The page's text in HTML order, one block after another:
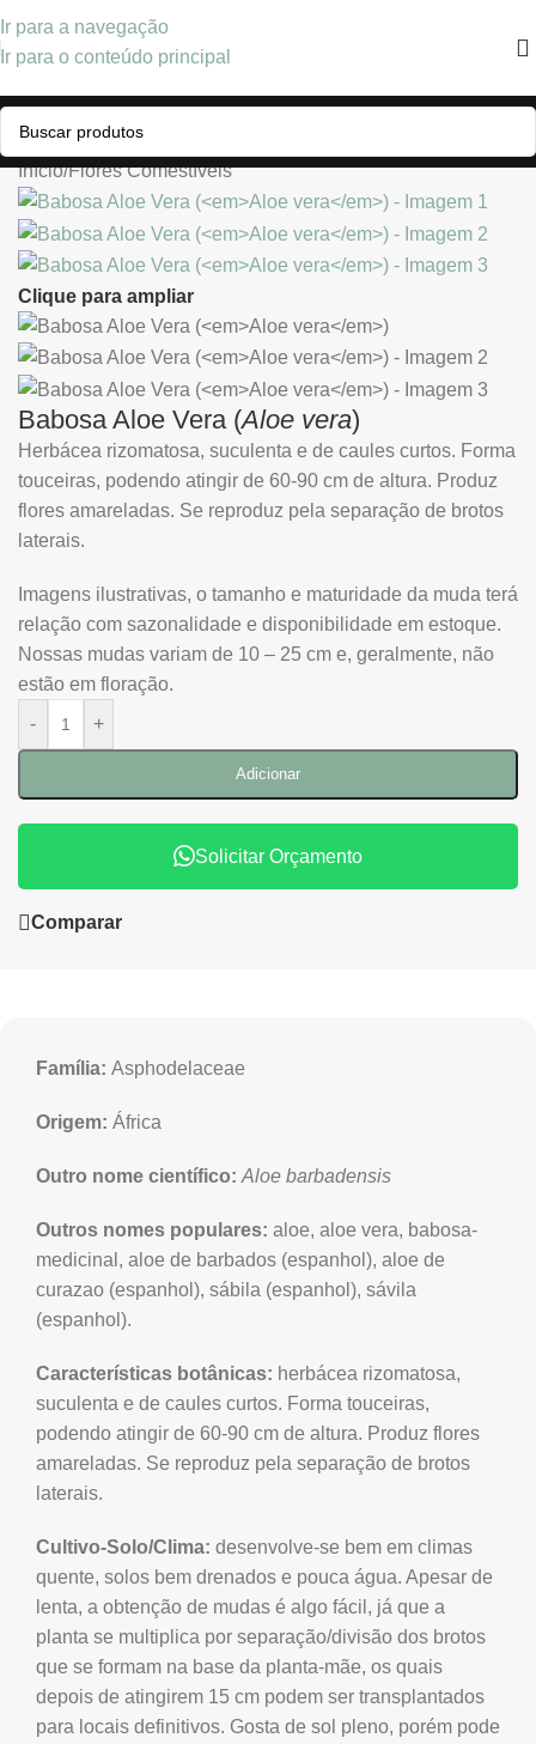
Ir para a navegação
Ir para o conteúdo principal
Início/Flores Comestíveis
Clique para ampliar
Babosa Aloe Vera (Aloe vera)
Herbácea rizomatosa, suculenta e de caules curtos. Forma
touceiras, podendo atingir de 60-90 cm de altura. Produz
flores amareladas. Se reproduz pela separação de brotos
laterais.
Imagens ilustrativas, o tamanho e maturidade da muda terá
relação com sazonalidade e disponibilidade em estoque.
Nossas mudas variam de 10 – 25 cm e, geralmente, não
estão em floração.
-
+
Adicionar
Solicitar Orçamento
Comparar
Família: Asphodelaceae
Origem: África
Outro nome científico: Aloe barbadensis
Outros nomes populares: aloe, aloe vera, babosa-
medicinal, aloe de barbados (espanhol), aloe de
curazao (espanhol), sábila (espanhol), sávila
(espanhol).
Características botânicas: herbácea rizomatosa,
suculenta e de caules curtos. Forma touceiras,
podendo atingir de 60-90 cm de altura. Produz flores
amareladas. Se reproduz pela separação de brotos
laterais.
Cultivo-Solo/Clima: desenvolve-se bem em climas
quente, solos bem drenados e pouca água. Apesar de
lenta, a obtenção de mudas é algo fácil, já que a
planta se multiplica por separação/divisão dos brotos
que se formam na base da planta-mãe, os quais
depois de atingirem 15 cm podem ser transplantados
para locais definitivos. Gosta de sol pleno, porém pode